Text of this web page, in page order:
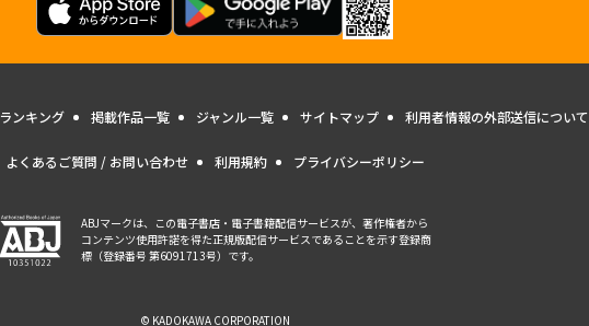
ランキング 掲載作品一覧 ジャンル一覧 サイトマップ 利用者情報の外部送信について
よくあるご質問 / お問い合わせ 利用規約 プライバシーポリシー
ABJマークは、この電子書店・電子書籍配信サービスが、著作権者から
コンテンツ使用許諾を得た正規版配信サービスであることを示す登録商
標（登録番号 第6091713号）です。
© KADOKAWA CORPORATION